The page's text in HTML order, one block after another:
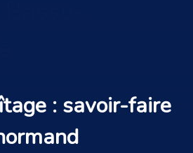
: savoir-faire